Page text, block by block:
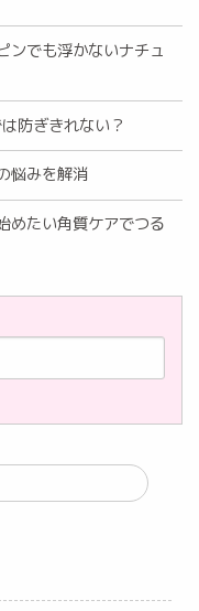
ンでも浮かないナチュ
防ぎきれない？
悩みを解消
めたい角質ケアでつる